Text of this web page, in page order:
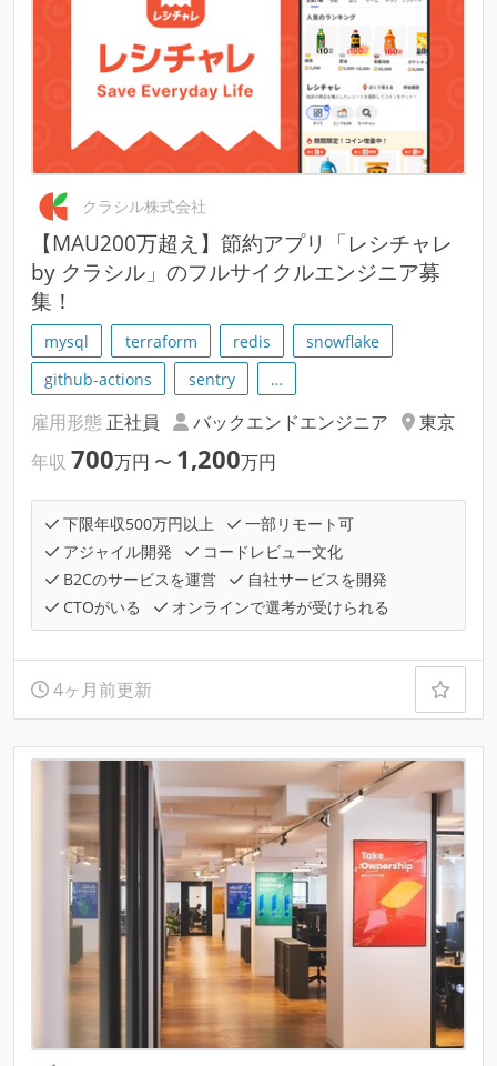
クラシル株式会社
【MAU200万超え】節約アプリ「レシチャレ
by クラシル」のフルサイクルエンジニア募
集！
mysql terraform redis
snowflake
github-actions
sentry …
雇用形態 正社員 バックエンドエンジニア
東京
年収 700万円 〜 1,200万円
下限年収500万円以上
一部リモート可
アジャイル開発
コードレビュー文化
B2Cのサービスを運営
自社サービスを開発
CTOがいる
オンラインで選考が受けられる
4ヶ月前更新